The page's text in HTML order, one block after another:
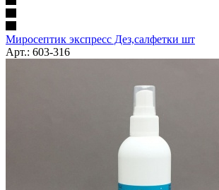
Миросептик экспресс Дез,салфетки шт
Арт.: 603-316